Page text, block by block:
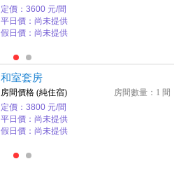
定價：3600 元/間
平日價：尚未提供
假日價：尚未提供
和室套房
房間數量：1 間
房間價格 (純住宿)
定價：3800 元/間
平日價：尚未提供
假日價：尚未提供